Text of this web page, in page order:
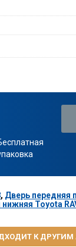
, Дверь передняя
Toyota
К ДРУГИМ